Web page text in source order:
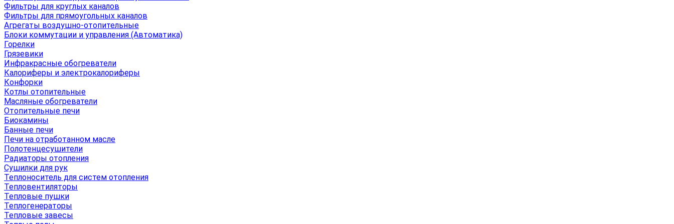
Фильтры для круглых каналов
Фильтры для прямоугольных каналов
Агрегаты воздушно-отопительные
Блоки коммутации и управления (Автоматика)
Горелки
Грязевики
Инфракрасные обогреватели
Калориферы и электрокалориферы
Конфорки
Котлы отопительные
Масляные обогреватели
Отопительные печи
Биокамины
Банные печи
Печи на отработанном масле
Полотенцесушители
Радиаторы отопления
Сушилки для рук
Теплоноситель для систем отопления
Тепловентиляторы
Тепловые пушки
Теплогенераторы
Тепловые завесы